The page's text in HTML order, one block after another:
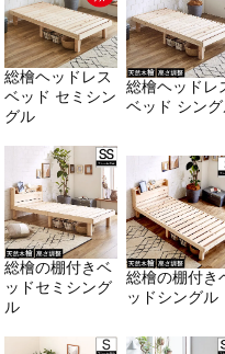
総檜ヘッドレス
ベッド セミシン
グル
総檜ヘッドレ
ベッド シン
総檜の棚付きベ
ッドセミシング
ル
総檜の棚付き
ッドシングル